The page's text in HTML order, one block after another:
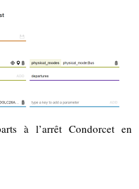
à l’arrêt Condorcet en